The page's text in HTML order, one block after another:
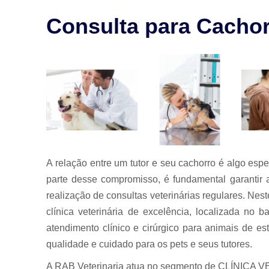
Exames para
animais
Laserterapia
para pet
Limpeza de
tártaro
Odontologia
para animais
Odontologia
para animais
de estimação
Odontologia
para pet
Ozonioterapia
animal
Consulta para
A relação entre um tutor e seu cachorro é algo
parte desse compromisso, é fundamental
realização de consultas veterinárias regulares.
clínica veterinária de excelência, localizada no
atendimento clínico e cirúrgico para animais de
qualidade e cuidado para os pets e seus tutores.
A RAB Veterinaria atua no segmento de CLÍNICA